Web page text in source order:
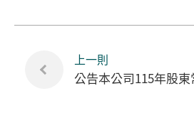
上一則
公告本公司115年股